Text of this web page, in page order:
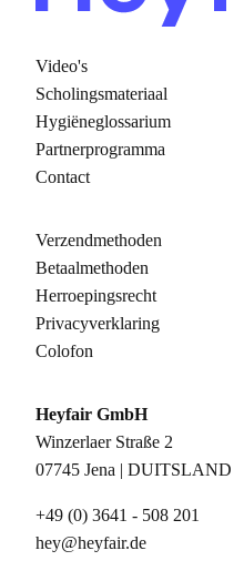
Video's
Scholingsmateriaal
Hygiëneglossarium
Partnerprogramma
Contact
Verzendmethoden
Betaalmethoden
Herroepingsrecht
Privacyverklaring
Colofon
Heyfair GmbH
Winzerlaer Straße 2
07745 Jena | DUITSLAND
+49 (0) 3641 - 508 201
hey@heyfair.de